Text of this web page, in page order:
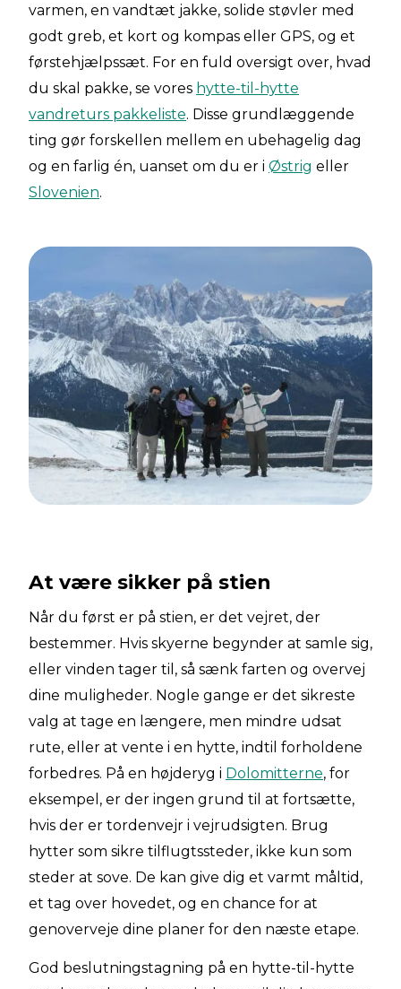
varmen, en vandtæt jakke, solide støvler med
godt greb, et kort og kompas eller GPS, og et
førstehjælpssæt. For en fuld oversigt over, hvad
du skal pakke, se vores hytte-til-hytte
vandreturs pakkeliste. Disse grundlæggende
ting gør forskellen mellem en ubehagelig dag
og en farlig én, uanset om du er i Østrig eller
Slovenien.
At være sikker på stien
Når du først er på stien, er det vejret, der
bestemmer. Hvis skyerne begynder at samle sig,
eller vinden tager til, så sænk farten og overvej
dine muligheder. Nogle gange er det sikreste
valg at tage en længere, men mindre udsat
rute, eller at vente i en hytte, indtil forholdene
forbedres. På en højderyg i Dolomitterne, for
eksempel, er der ingen grund til at fortsætte,
hvis der er tordenvejr i vejrudsigten. Brug
hytter som sikre tilflugtssteder, ikke kun som
steder at sove. De kan give dig et varmt måltid,
et tag over hovedet, og en chance for at
genoverveje dine planer for den næste etape.
God beslutningstagning på en hytte-til-hytte